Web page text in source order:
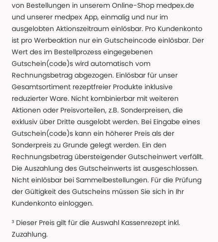
von Bestellungen in unserem Online-Shop medpex.de
und unserer medpex App, einmalig und nur im
ausgelobten Aktionszeitraum einlösbar. Pro Kundenkonto
ist pro Werbeaktion nur ein Gutscheincode einlösbar. Der
Wert des im Bestellprozess eingegebenen
Gutschein(code)s wird automatisch vom
Rechnungsbetrag abgezogen. Einlösbar für unser
Gesamtsortiment rezeptfreier Produkte inklusive
reduzierter Ware. Nicht kombinierbar mit weiteren
Aktionen oder Preisvorteilen, z.B. Sonderpreisen, die
exklusiv über Dritte ausgelobt werden. Bei Eingabe eines
Gutschein(code)s kann ein höherer Preis als der
Sonderpreis zu Grunde gelegt werden. Ein den
Rechnungsbetrag übersteigender Gutscheinwert verfällt.
Die Auszahlung des Gutscheinwerts ist ausgeschlossen.
Nicht einlösbar bei Sammelbestellungen. Für die Prüfung
der Gültigkeit des Gutscheins müssen Sie sich in Ihr
Kundenkonto einloggen.
³ Dieser Preis gilt für die Auswahl Kassenrezept inkl.
Zuzahlung.